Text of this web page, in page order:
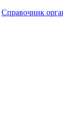
Справочник